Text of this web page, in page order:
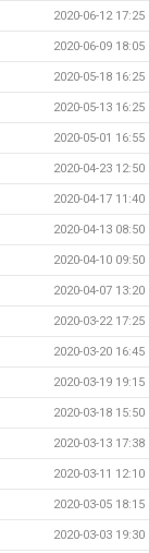
2020-06-12 17:25
2020-06-09 18:05
2020-05-18 16:25
2020-05-13 16:25
2020-05-01 16:55
2020-04-23 12:50
2020-04-17 11:40
2020-04-13 08:50
2020-04-10 09:50
2020-04-07 13:20
2020-03-22 17:25
2020-03-20 16:45
2020-03-19 19:15
2020-03-18 15:50
2020-03-13 17:38
2020-03-11 12:10
2020-03-05 18:15
2020-03-03 19:30